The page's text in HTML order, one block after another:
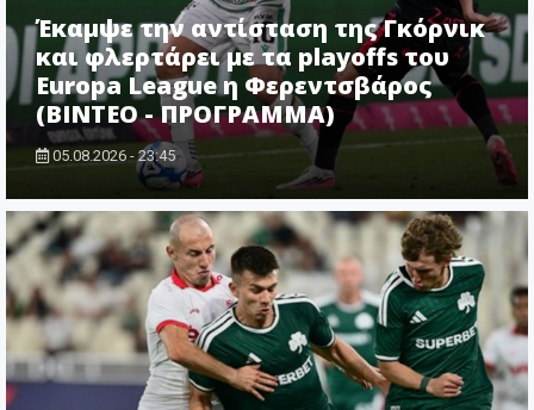
Έκαμψε την αντίσταση της Γκόρνικ
και φλερτάρει με τα playoffs του
Europa League η Φερεντσβάρος
(ΒΙΝΤΕΟ - ΠΡΟΓΡΑΜΜΑ)
05.08.2026 - 23:45